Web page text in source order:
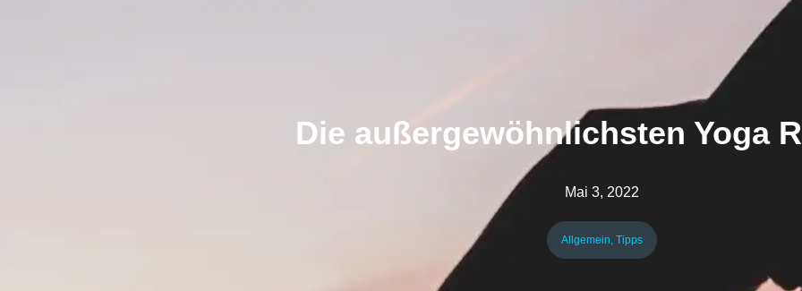
Die außergewöhnlichsten Yoga
Mai 3, 2022
Allgemein, Tipps